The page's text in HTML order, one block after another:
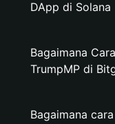
DApp di Solana
Bagaimana
TrumpMP di
Bagaimana